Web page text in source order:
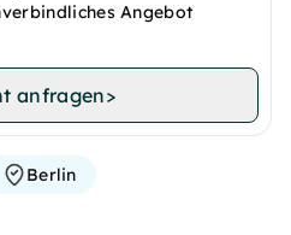
Angebot
anfragen>
Berlin